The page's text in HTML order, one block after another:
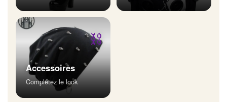
⛓
Accessoires
Complétez le look